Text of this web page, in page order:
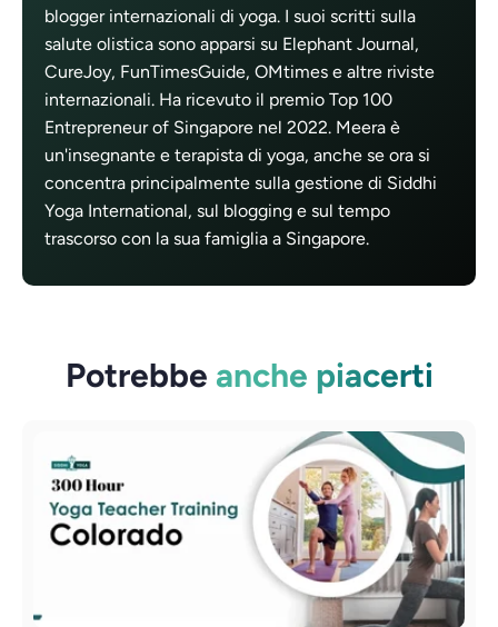
blogger internazionali di yoga. I suoi scritti sulla
salute olistica sono apparsi su Elephant Journal,
CureJoy, FunTimesGuide, OMtimes e altre riviste
internazionali. Ha ricevuto il premio Top 100
Entrepreneur of Singapore nel 2022. Meera è
un'insegnante e terapista di yoga, anche se ora si
concentra principalmente sulla gestione di Siddhi
Yoga International, sul blogging e sul tempo
trascorso con la sua famiglia a Singapore.
Potrebbe anche piacerti